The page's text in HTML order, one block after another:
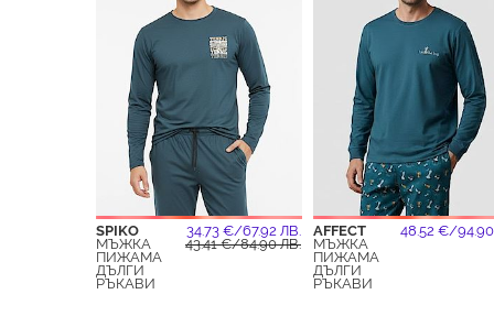
SPIKO
34.73 €/67.92 ЛВ.
МЪЖКА
ПИЖАМА
ДЪЛГИ
РЪКАВИ
43.41 €/84.90 ЛВ.
AFFECT
48.52 €/
МЪЖКА
ПИЖАМА
ДЪЛГИ
РЪКАВИ